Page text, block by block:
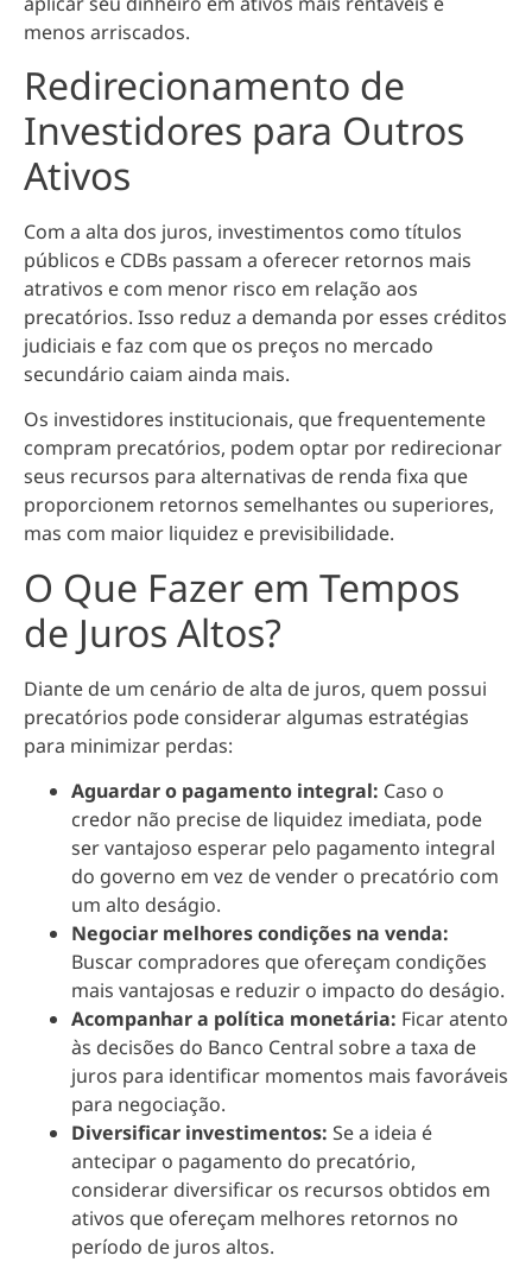
menos arriscados.
Redirecionamento de
Investidores para Outros
Ativos
Com a alta dos juros, investimentos como títulos
públicos e CDBs passam a oferecer retornos mais
atrativos e com menor risco em relação aos
precatórios. Isso reduz a demanda por esses créditos
judiciais e faz com que os preços no mercado
secundário caiam ainda mais.
Os investidores institucionais, que frequentemente
compram precatórios, podem optar por redirecionar
seus recursos para alternativas de renda fixa que
proporcionem retornos semelhantes ou superiores,
mas com maior liquidez e previsibilidade.
O Que Fazer em Tempos
de Juros Altos?
Diante de um cenário de alta de juros, quem possui
precatórios pode considerar algumas estratégias
para minimizar perdas:
Aguardar o pagamento integral: Caso o
credor não precise de liquidez imediata, pode
ser vantajoso esperar pelo pagamento integral
do governo em vez de vender o precatório com
um alto deságio.
Negociar melhores condições na venda:
Buscar compradores que ofereçam condições
mais vantajosas e reduzir o impacto do deságio.
Acompanhar a política monetária: Ficar atento
às decisões do Banco Central sobre a taxa de
juros para identificar momentos mais favoráveis
para negociação.
Diversificar investimentos: Se a ideia é
antecipar o pagamento do precatório,
considerar diversificar os recursos obtidos em
ativos que ofereçam melhores retornos no
período de juros altos.